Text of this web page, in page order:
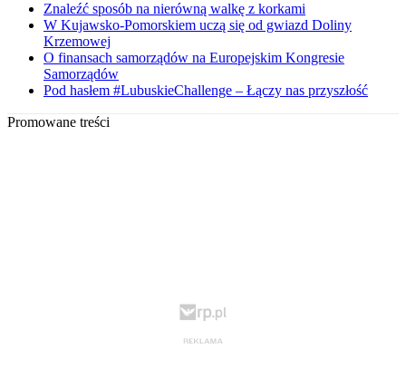
Znaleźć sposób na nierówną walkę z korkami
W Kujawsko-Pomorskiem uczą się od gwiazd Doliny
Krzemowej
O finansach samorządów na Europejskim Kongresie
Samorządów
Pod hasłem #LubuskieChallenge – Łączy nas przyszłość
Promowane treści